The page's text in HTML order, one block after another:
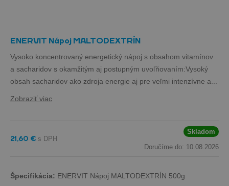
ENERVIT Nápoj MALTODEXTRÍN
Vysoko koncentrovaný energetický nápoj s obsahom vitamínov
a sacharidov s okamžitým aj postupným uvoľňovaním:Vysoký
obsah sacharidov ako zdroja energie aj pre veľmi intenzívne a...
Zobraziť viac
21,60 €
Skladom
Doručíme do: 10.08.2026
Špecifikácia: ENERVIT Nápoj MALTODEXTRÍN 500g